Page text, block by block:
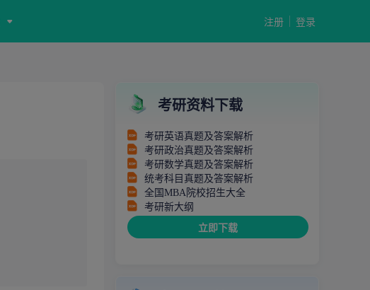
注册 登录
考研资料下载
考研英语真题及答案解析
考研政治真题及答案解析
考研数学真题及答案解析
统考科目真题及答案解析
全国MBA院校招生大全
考研新大纲
立即下载